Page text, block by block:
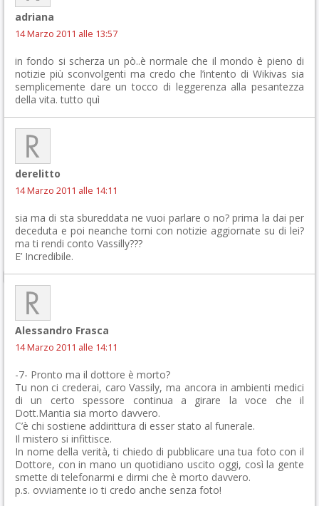
adriana
14 Marzo 2011 alle 13:57
in fondo si scherza un pò..è normale che il mondo è pieno di
notizie più sconvolgenti ma credo che l’intento di Wikivas sia
semplicemente dare un tocco di leggerenza alla pesantezza
della vita. tutto quì
derelitto
14 Marzo 2011 alle 14:11
sia ma di sta sbureddata ne vuoi parlare o no? prima la dai per
deceduta e poi neanche torni con notizie aggiornate su di lei?
ma ti rendi conto Vassilly???
E’ Incredibile.
Alessandro Frasca
14 Marzo 2011 alle 14:11
-7- Pronto ma il dottore è morto?
Tu non ci crederai, caro Vassily, ma ancora in ambienti medici
di un certo spessore continua a girare la voce che il
Dott.Mantia sia morto davvero.
C’è chi sostiene addirittura di esser stato al funerale.
Il mistero si infittisce.
In nome della verità, ti chiedo di pubblicare una tua foto con il
Dottore, con in mano un quotidiano uscito oggi, così la gente
smette di telefonarmi e dirmi che è morto davvero.
p.s. ovviamente io ti credo anche senza foto!